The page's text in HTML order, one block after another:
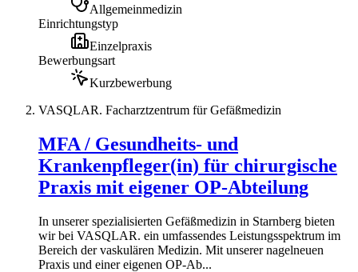
Allgemeinmedizin
Einrichtungstyp
Einzelpraxis
Bewerbungsart
Kurzbewerbung
VASQLAR. Facharztzentrum für Gefäßmedizin
MFA / Gesundheits- und
Krankenpfleger(in) für chirurgische
Praxis mit eigener OP-Abteilung
In unserer spezialisierten Gefäßmedizin in Starnberg bieten
wir bei VASQLAR. ein umfassendes Leistungsspektrum im
Bereich der vaskulären Medizin. Mit unserer nagelneuen
Praxis und einer eigenen OP-Ab...